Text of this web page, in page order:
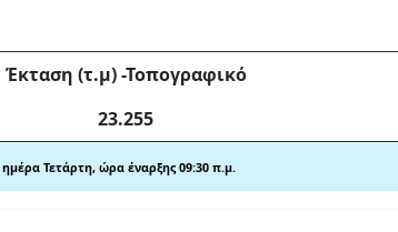
Έκταση (τ.μ) -Τοπογραφικό
23.255
ημέρα Τετάρτη, ώρα έναρξης 09:30 π.μ.